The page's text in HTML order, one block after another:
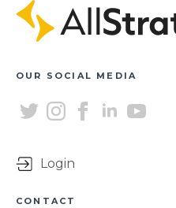
OUR SOCIAL MEDIA
Login
CONTACT